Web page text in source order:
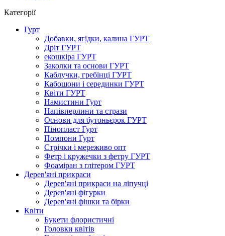
Категорії
Гурт
Добавки, ягідки, калина ГУРТ
Дріт ГУРТ
екошкіра ГУРТ
Заколки та основи ГУРТ
Каблучки, гребінці ГУРТ
Кабошони і серединки ГУРТ
Квіти ГУРТ
Намистини Гурт
Напівперлини та стрази
Основи для бутоньєрок ГУРТ
Пінопласт Гурт
Помпони Гурт
Стрічки і мереживо опт
Фетр і кружечки з фетру ГУРТ
Фоаміран з глітером ГУРТ
Дерев'яні прикраси
Дерев'яні прикраси на ліпучці
Дерев'яні фігурки
Дерев'яні фішки та бірки
Квіти
Букети флористичні
Головки квітів